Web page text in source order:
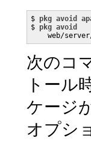
$ pkg avoid
$ pkg avoid
web/
次のコ
トール
ケージ
オプシ